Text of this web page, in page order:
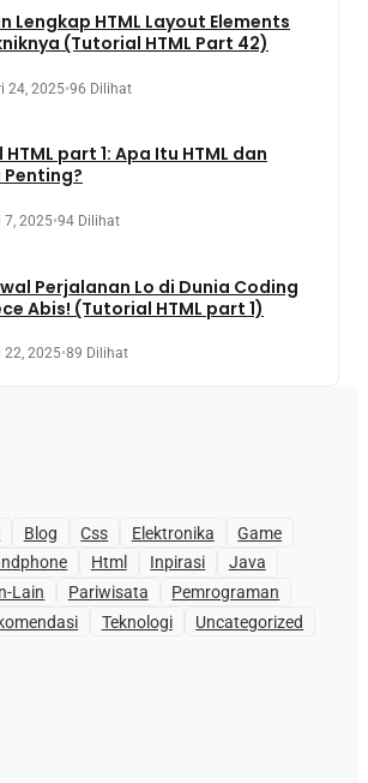
Lengkap HTML Layout Elements
(Tutorial HTML Part 42)
24, 2025•96 Dilihat
part 1: Apa Itu HTML dan
Penting?
7, 2025•94 Dilihat
Perjalanan Lo di Dunia Coding
Abis! (Tutorial HTML part 1)
22, 2025•89 Dilihat
Blog Css Elektronika
Game
Html Inpirasi
Java
Lain Pariwisata
Pemrograman
Teknologi
Uncategorized